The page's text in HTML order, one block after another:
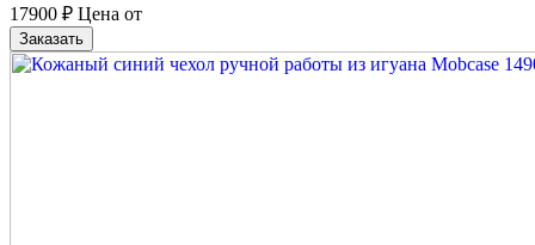
17900 ₽ Цена от
Заказать